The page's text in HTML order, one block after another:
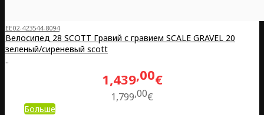
EE02-423544-8094
Велосипед 28 SCOTT Гравий с гравием SCALE GRAVEL 20
зеленый/сиреневый scott
..
1,439 00€
1,799 00€
Больше